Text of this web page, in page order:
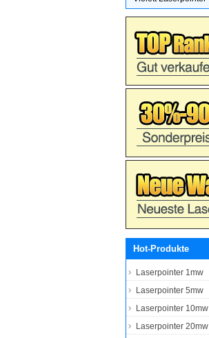
Hot-Produkte
Laserpointer 1mw
Laserpointer 5mw
Laserpointer 10mw
Laserpointer 20mw